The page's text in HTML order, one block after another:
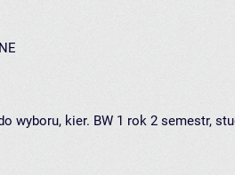
wyboru, kier. BW 1 rok 2 semestr,